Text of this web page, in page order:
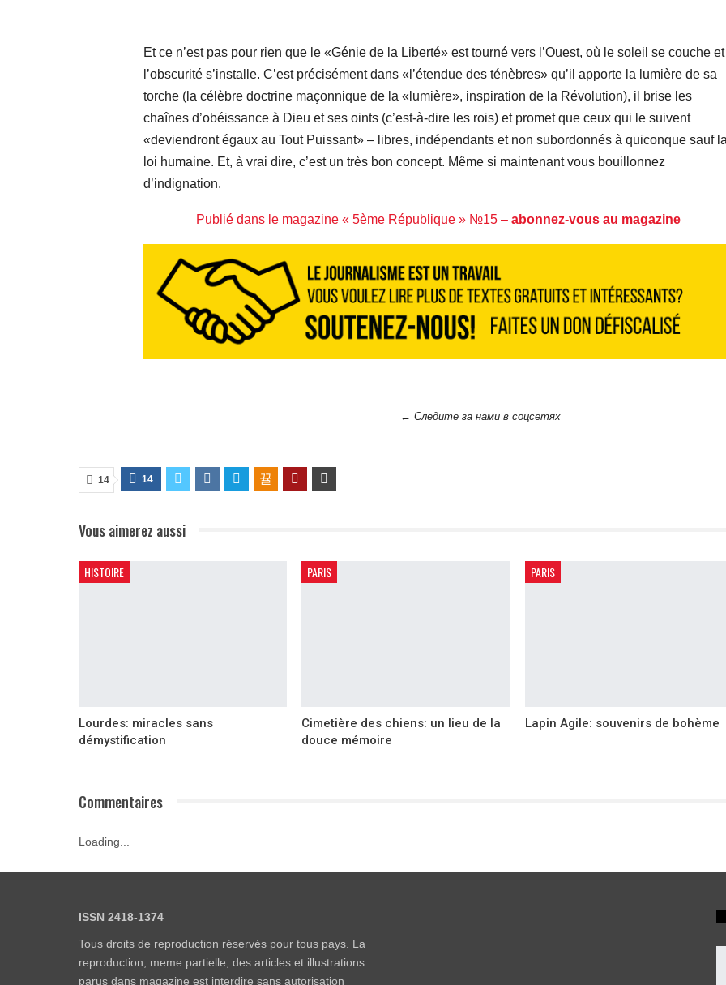
Et ce n’est pas pour rien que le «Génie de la Liberté» est tourné vers l’Ouest, où le soleil se couche et
l’obscurité s’installe. C’est précisément dans «l’étendue des ténèbres» qu’il apporte la lumière de sa
torche (la célèbre doctrine maçonnique de la «lumière», inspiration de la Révolution), il brise les
chaînes d’obéissance à Dieu et ses oints (c’est-à-dire les rois) et promet que ceux qui le suivent
«deviendront égaux au Tout Puissant» – libres, indépendants et non subordonnés à quiconque sauf
loi humaine. Et, à vrai dire, c’est un très bon concept. Même si maintenant vous bouillonnez
d’indignation.
Publié dans le magazine « 5ème République » №15 – abonnez-vous au magazine
← Следите за нами в соцсетях
14 14
Vous aimerez aussi
HISTOIRE
Lourdes: miracles sans
démystification
PARIS
Cimetière des chiens: un lieu de la
douce mémoire
PARIS
Lapin Agile: souvenirs de bohème
Commentaires
Loading...
ISSN 2418-1374
Tous droits de reproduction réservés pour tous pays. La
reproduction, meme partielle, des articles et illustrations
parus dans magazine est interdire sans autorisation